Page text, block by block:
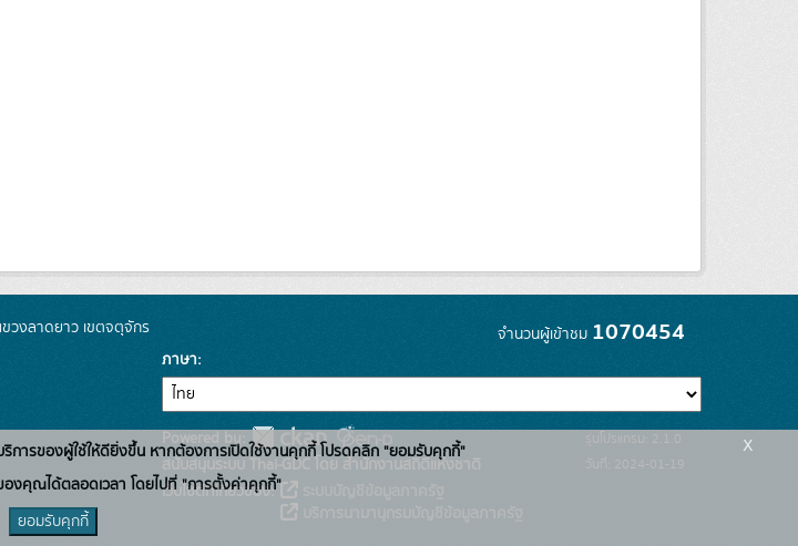
วงลาดยาว เขตจตุจักร
จำนวนผู้เข้าชม 1070454
ภาษา
Powered by:
สนับสนุนระบบ Thai-GDC โดย สำนักงานสถิติแห่งชาติ
เว็บไซต์ที่เกี่ยวข้อง:
ระบบบัญชีข้อมูลภาครัฐ
บริการนามานุกรมบัญชีข้อมูลภาครัฐ
รุ่นโปรแกรม: 2.1.0
วันที่: 2024-01-19
การของผู้ใช้ให้ดียิ่งขึ้น หากต้องการเปิดใช้งานคุกกี้ โปรดคลิก "ยอมรับคุกกี้"
งคุณได้ตลอดเวลา โดยไปที่ "การตั้งค่าคุกกี้"
ยอมรับคุกกี้
x